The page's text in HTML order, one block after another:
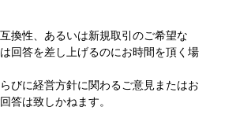
換性、あるいは新規取引のご希望な
回答を差し上げるのにお時間を頂く場
びに経営方針に関わるご意見またはお
答は致しかねます。